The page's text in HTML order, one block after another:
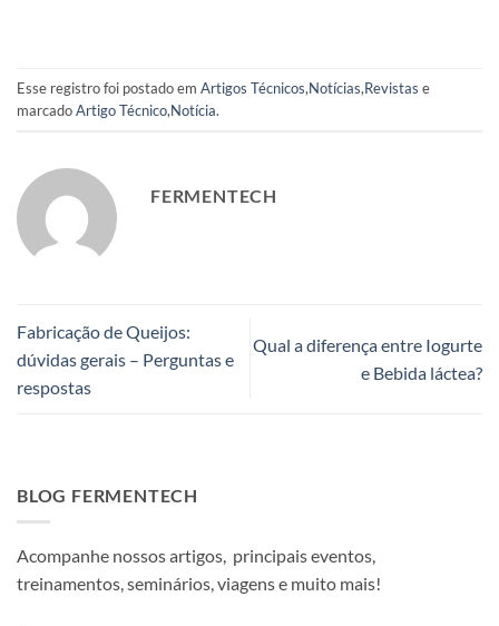
Esse registro foi postado em Artigos Técnicos,Notícias,Revistas e
marcadoArtigo Técnico,Notícia.
FERMENTECH
Fabricação de Queijos:
dúvidas gerais – Perguntas e
respostas
Qual a diferença entre Iogurte
e Bebida láctea?
BLOG FERMENTECH
Acompanhe nossos artigos, principais eventos,
treinamentos, seminários, viagens e muito mais!